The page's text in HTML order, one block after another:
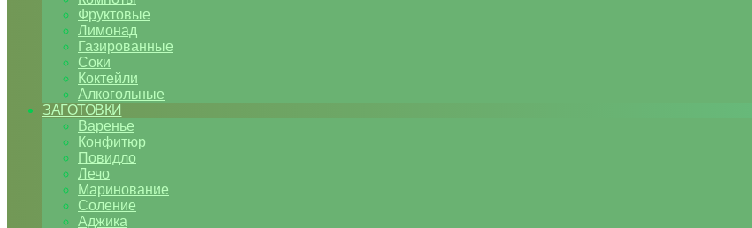
Фруктовые
Лимонад
Газированные
Соки
Коктейли
Алкогольные
ЗАГОТОВКИ
Варенье
Конфитюр
Повидло
Лечо
Маринование
Соление
Аджика